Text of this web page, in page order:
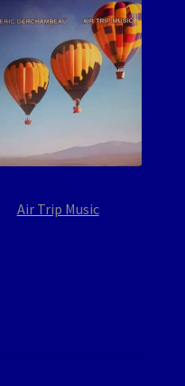
Air Trip Music